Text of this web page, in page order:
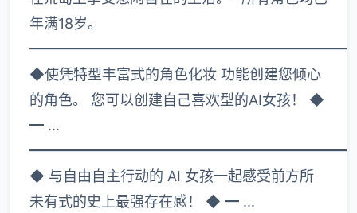
年满18岁。
◆使凭特型丰富式的角色化妆 功能创建您倾心
的角色。 您可以创建自己喜欢型的AI女孩！ ◆
━ ...
◆ 与自由自主行动的 AI 女孩一起感受前方所
未有式的史上最强存在感！ ◆ ━ ...